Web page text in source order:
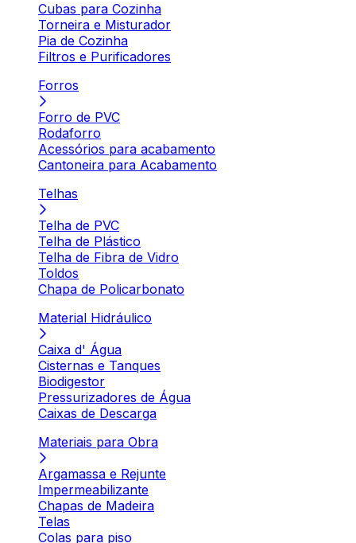
Cubas para Cozinha
Torneira e Misturador
Pia de Cozinha
Filtros e Purificadores
Forros
Forro de PVC
Rodaforro
Acessórios para acabamento
Cantoneira para Acabamento
Telhas
Telha de PVC
Telha de Plástico
Telha de Fibra de Vidro
Toldos
Chapa de Policarbonato
Material Hidráulico
Caixa d' Água
Cisternas e Tanques
Biodigestor
Pressurizadores de Água
Caixas de Descarga
Materiais para Obra
Argamassa e Rejunte
Impermeabilizante
Chapas de Madeira
Telas
Colas para piso